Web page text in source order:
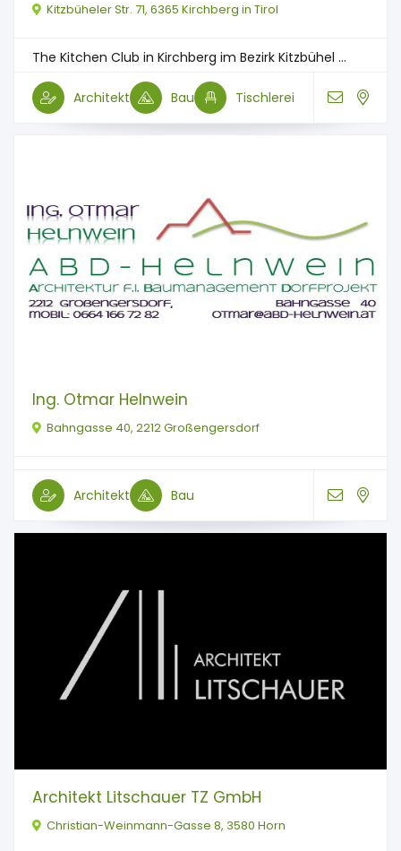
Kitzbüheler Str. 71, 6365 Kirchberg in Tirol
The Kitchen Club in Kirchberg im Bezirk Kitzbühel ...
Architekt Bau Tischlerei
Ing. Otmar Helnwein
Bahngasse 40, 2212 Großengersdorf
Architekt Bau
Architekt Litschauer TZ GmbH
Christian-Weinmann-Gasse 8, 3580 Horn